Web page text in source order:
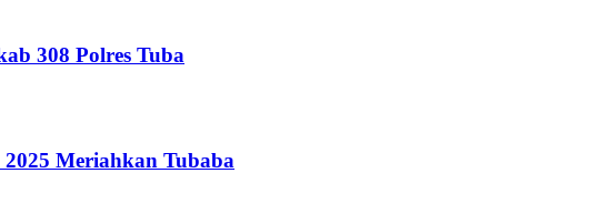
308 Polres Tuba
Meriahkan Tubaba